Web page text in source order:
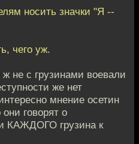
носить значки "Я --
чего уж.
не с грузинами воевали
же нет
мнение осетин
говорят о
КАЖДОГО грузина к